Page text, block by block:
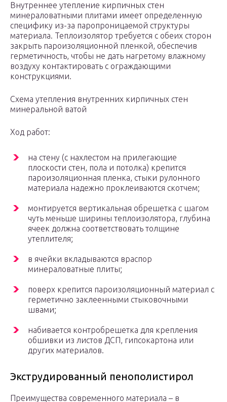
Внутреннее утепление кирпичных стен
минераловатными плитами имеет определенную
специфику из-за паропроницаемой структуры
материала. Теплоизолятор требуется с обеих сторон
закрыть пароизоляционной пленкой, обеспечив
герметичность, чтобы не дать нагретому влажному
воздуху контактировать с ограждающими
конструкциями.
Схема утепления внутренних кирпичных стен
минеральной ватой
Ход работ:
на стену (с нахлестом на прилегающие
плоскости стен, пола и потолка) крепится
пароизоляционная пленка, стыки рулонного
материала надежно проклеиваются скотчем;
монтируется вертикальная обрешетка с шагом
чуть меньше ширины теплоизолятора, глубина
ячеек должна соответствовать толщине
утеплителя;
в ячейки вкладываются враспор
минераловатные плиты;
поверх крепится пароизоляционный материал с
герметично заклеенными стыковочными
швами;
набивается контробрешетка для крепления
обшивки из листов ДСП, гипсокартона или
других материалов.
Экструдированный пенополистирол
Преимущества современного материала – в